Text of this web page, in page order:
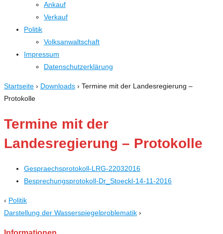
Ankauf
Verkauf
Politik
Volksanwaltschaft
Impressum
Datenschutzerklärung
Startseite › Downloads › Termine mit der Landesregierung –
Protokolle
Termine mit der
Landesregierung – Protokolle
Gespraechsprotokoll-LRG-22032016
Besprechungsprotokoll-Dr_Stoeckl-14-11-2016
‹ Politik
Darstellung der Wasserspiegelproblematik ›